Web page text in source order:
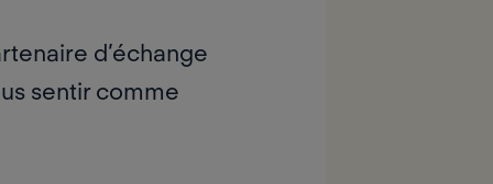
d’échange
sentir comme